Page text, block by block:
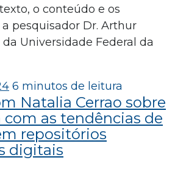
o conteúdo e os
pesquisador Dr. Arthur
Universidade Federal da
6 minutos de leitura
Natalia Cerrao sobre
com as tendências de
repositórios
digitais